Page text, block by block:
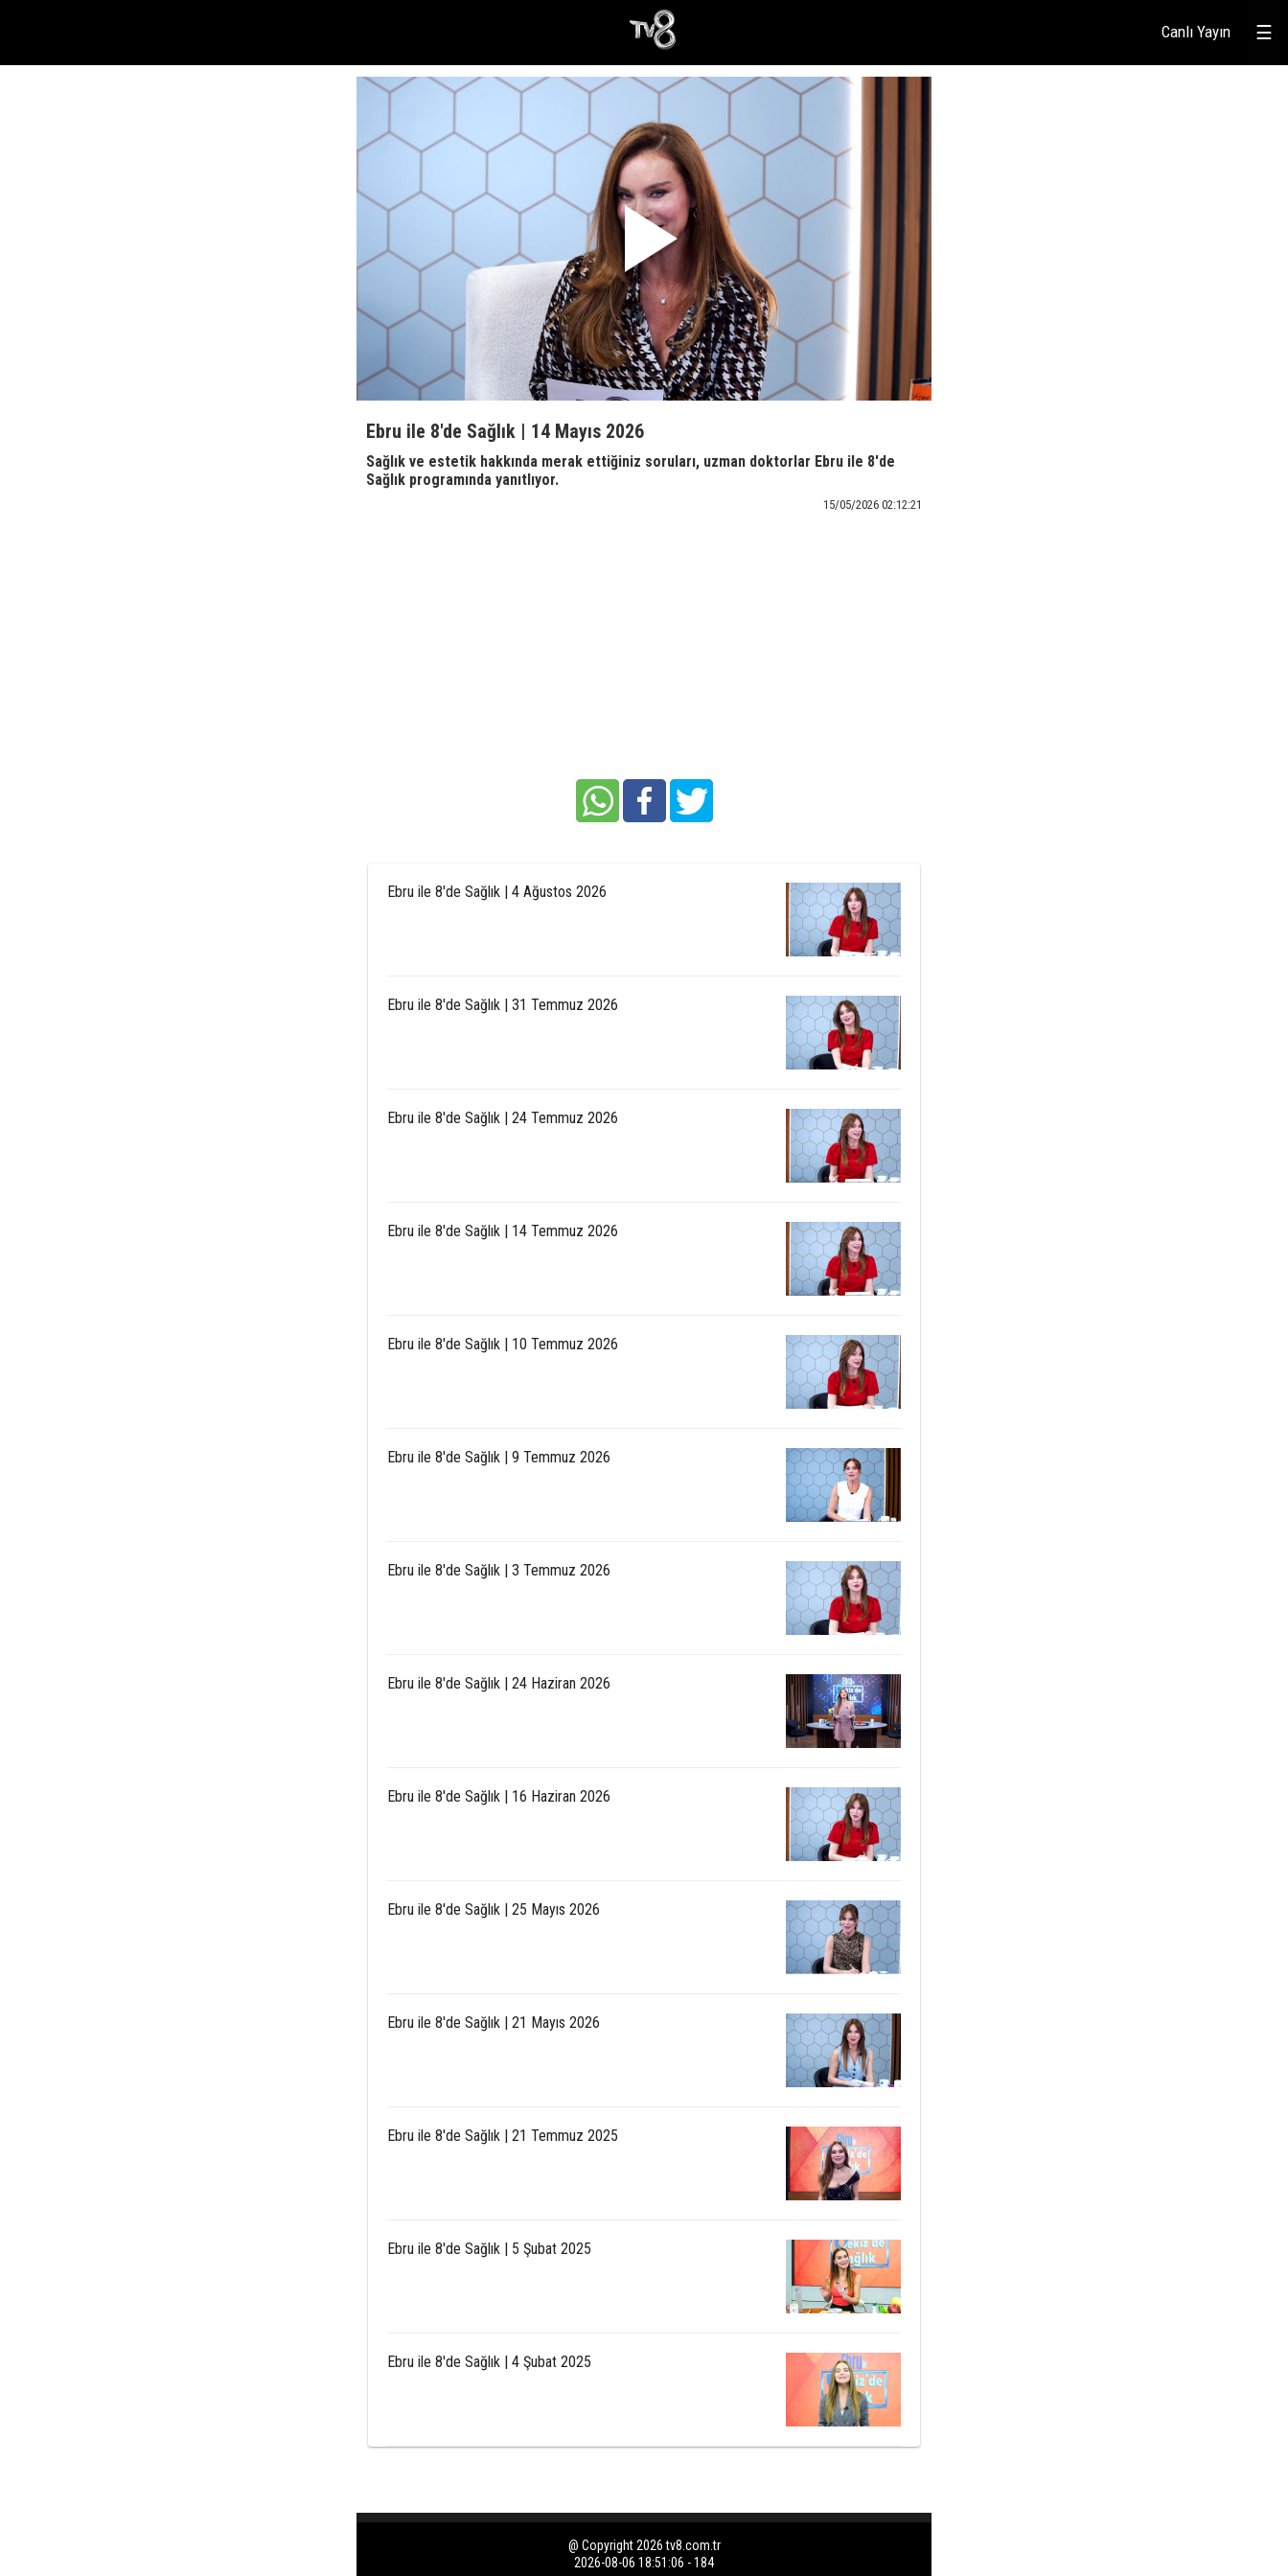
☰
Canlı Yayın
Ebru ile 8'de Sağlık | 14 Mayıs 2026
Sağlık ve estetik hakkında merak ettiğiniz soruları, uzman doktorlar Ebru ile 8'de
Sağlık programında yanıtlıyor.
15/05/2026 02:12:21
Ebru ile 8'de Sağlık | 4 Ağustos 2026
Ebru ile 8'de Sağlık | 31 Temmuz 2026
Ebru ile 8'de Sağlık | 24 Temmuz 2026
Ebru ile 8'de Sağlık | 14 Temmuz 2026
Ebru ile 8'de Sağlık | 10 Temmuz 2026
Ebru ile 8'de Sağlık | 9 Temmuz 2026
Ebru ile 8'de Sağlık | 3 Temmuz 2026
Ebru ile 8'de Sağlık | 24 Haziran 2026
Ebru ile 8'de Sağlık | 16 Haziran 2026
Ebru ile 8'de Sağlık | 25 Mayıs 2026
Ebru ile 8'de Sağlık | 21 Mayıs 2026
Ebru ile 8'de Sağlık | 21 Temmuz 2025
Ebru ile 8'de Sağlık | 5 Şubat 2025
Ebru ile 8'de Sağlık | 4 Şubat 2025
@ Copyright 2026 tv8.com.tr
2026-08-06 18:51:06 - 184